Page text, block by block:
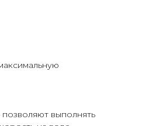
выполнять